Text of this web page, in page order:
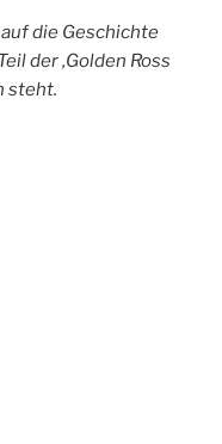
die Geschichte
der ‚Golden Ross
steht.